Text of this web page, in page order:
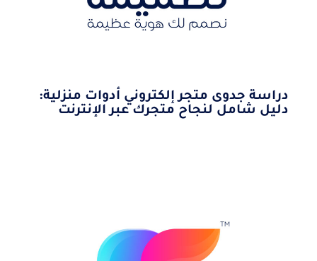
دراسة جدوى متجر إلكتروني أدوات منزلية:
دليل شامل لنجاح متجرك عبر الإنترنت